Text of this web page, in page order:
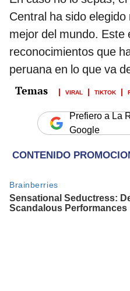
Central ha sido
mejor del mundo. Este
reconocimientos que
peruana en lo que va
VIRAL TIKTOK
Prefiero a La
Google